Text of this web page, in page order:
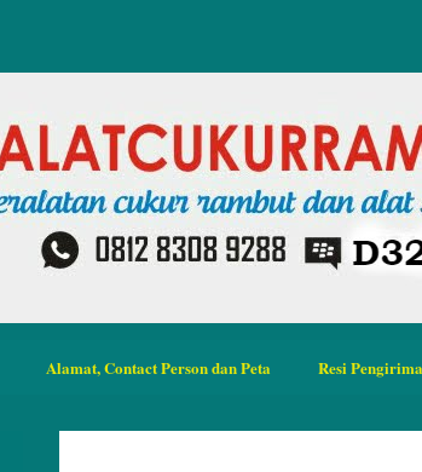
Alamat, Contact Person dan Peta Resi